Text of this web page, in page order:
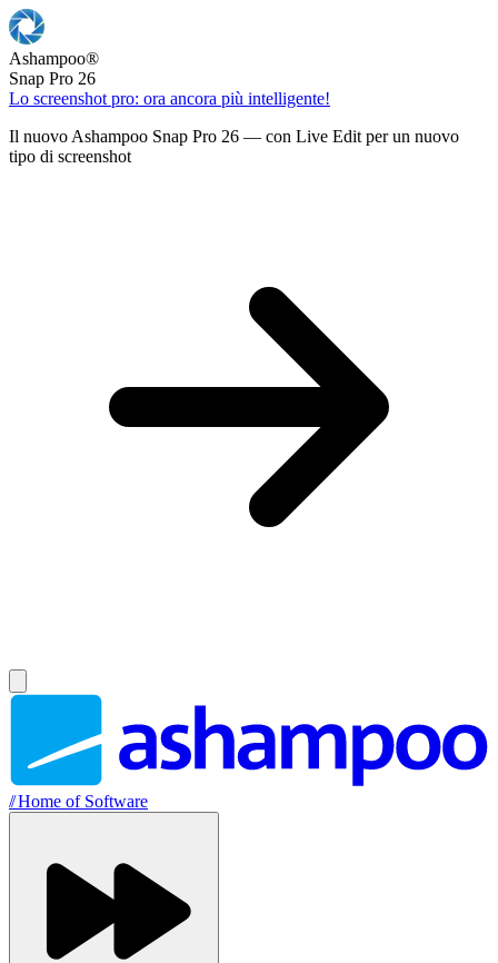
Ashampoo®
Snap Pro 26
Lo screenshot pro: ora ancora più intelligente!
Il nuovo Ashampoo Snap Pro 26 — con Live Edit per un nuovo
tipo di screenshot
//Home of Software